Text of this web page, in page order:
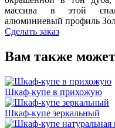
массива в этой
алюминиевый профиль
Сделать заказ
Вам также
Шкаф-купе в прихожую
Шкаф-купе зеркальный